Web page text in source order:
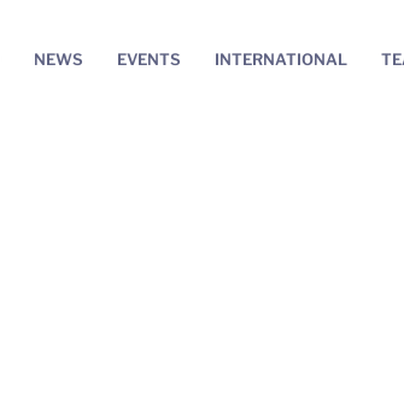
NEWS EVENTS INTERNATIONAL